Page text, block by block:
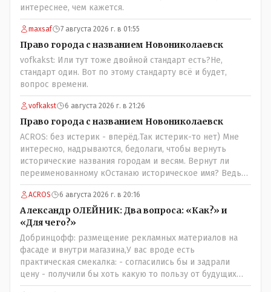
интереснее, чем кажется.
maxsaf 7 августа 2026 г. в 01:55
Право города с названием Новониколаевск
vofkakst: Или тут тоже двойной стандарт есть?Не,
стандарт один. Вот по этому стандарту всё и будет,
вопрос времени.
vofkakst 6 августа 2026 г. в 21:26
Право города с названием Новониколаевск
ACROS: без истерик - вперёд.Так истерик-то нет) Мне
интересно, надрываются, бедолаги, чтобы вернуть
исторические названия городам и весям. Вернут ли
переименованному кОстанаю историческое имя? Ведь
для этого же эти она.. ономасты существуют)) Или тут
тоже двойной стандарт есть?
ACROS 6 августа 2026 г. в 20:16
Александр ОЛЕЙНИК: Два вопроса: «Как?» и
«Для чего?»
Добринцофф: размещение рекламных материалов на
фасаде и внутри магазина,У вас вроде есть
практическая смекалка: - согласились бы и задрали
цену - получили бы хоть какую то пользу от будущих
депутатов, как говориться- с паршивой овцы хоть